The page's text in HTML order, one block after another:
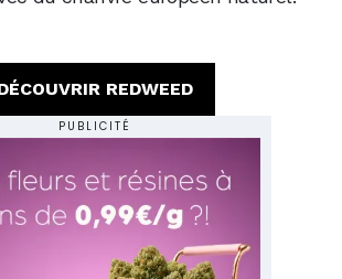
REDWEED
PUBLICITÉ